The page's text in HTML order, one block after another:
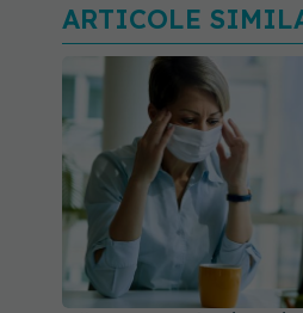
ARTICOLE